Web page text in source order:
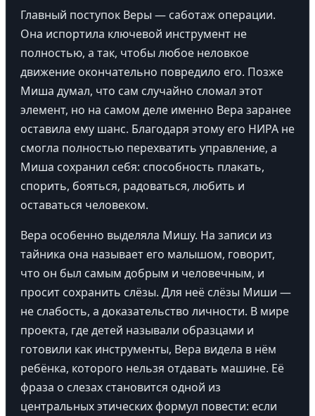
Главный поступок Веры — саботаж операции.
Она испортила ключевой инструмент не
полностью, а так, чтобы любое неловкое
движение окончательно повредило его. Позже
Миша думал, что сам случайно сломал этот
элемент, но на самом деле именно Вера заранее
оставила ему шанс. Благодаря этому его НИРА не
смогла полностью перехватить управление, а
Миша сохранил себя: способность плакать,
спорить, бояться, радоваться, любить и
оставаться человеком.
Вера особенно выделяла Мишу. На записи из
тайника она называет его малышом, говорит,
что он был самым добрым и человечным, и
просит сохранить слёзы. Для неё слёзы Миши —
не слабость, а доказательство личности. В мире
проекта, где детей называли образцами и
готовили как инструменты, Вера видела в нём
ребёнка, которого нельзя отдавать машине. Её
фраза о слезах становится одной из
центральных этических формул повести: если